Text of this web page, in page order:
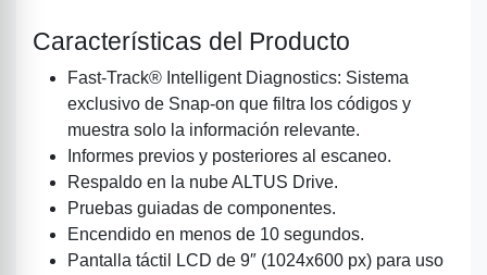
Características del Producto
Fast-Track® Intelligent Diagnostics: Sistema
exclusivo de Snap-on que filtra los códigos y
muestra solo la información relevante.
Informes previos y posteriores al escaneo.
Respaldo en la nube ALTUS Drive.
Pruebas guiadas de componentes.
Encendido en menos de 10 segundos.
Pantalla táctil LCD de 9″ (1024x600 px) para uso